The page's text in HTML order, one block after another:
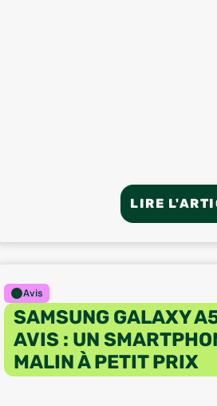
LIRE
Avis
SAMSUNG GALAXY
AVIS : UN
MALIN À PETIT PRIX